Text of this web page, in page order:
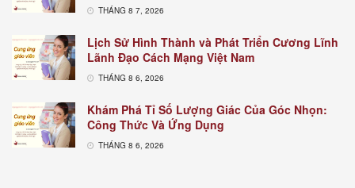
THÁNG 8 7, 2026
Lịch Sử Hình Thành và Phát Triển Cương Lĩnh
Lãnh Đạo Cách Mạng Việt Nam
THÁNG 8 6, 2026
Khám Phá Tỉ Số Lượng Giác Của Góc Nhọn:
Công Thức Và Ứng Dụng
THÁNG 8 6, 2026